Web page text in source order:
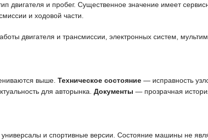
двигателя и пробег. Существенное значение имеет
и ходовой части.
двигателя и трансмиссии, электронных систем,
выше. Техническое состояние — исправность
для авторынка. Документы — прозрачная
и спортивные версии. Состояние машины не